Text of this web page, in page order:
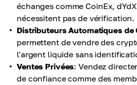
échanges comme CoinEx,
nécessitent pas de vérification.
Distributeurs Automatiques de
permettent de vendre des
l'argent liquide sans
Ventes Privées: Vendez
de confiance comme des